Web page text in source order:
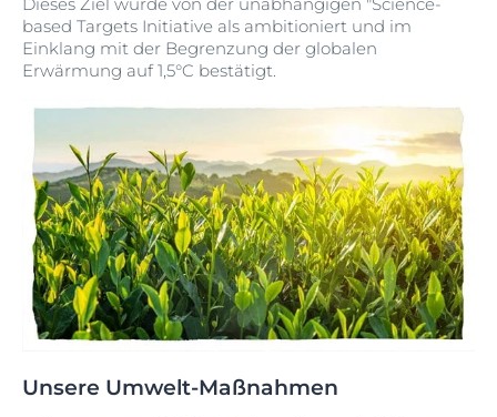
based Targets Initiative als ambitioniert und im
Einklang mit der Begrenzung der globalen
Erwärmung auf 1,5°C bestätigt.
Unsere Umwelt-Maßnahmen